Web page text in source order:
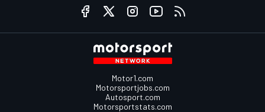
Motor1.com
Motorsportjobs.com
Autosport.com
Motorsportstats.com